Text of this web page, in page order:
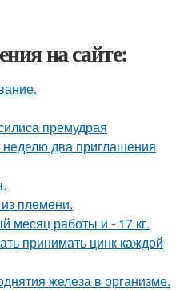
на сайте:
премудрая
два приглашения
племени.
месяц работы и - 17 кг.
принимать цинк каждой
железа в организме.